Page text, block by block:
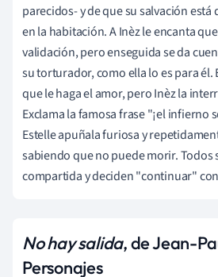
parecidos- y de que su salvación
en la habitación. A Inèz le encanta
validación, pero enseguida se da
su torturador, como ella lo es para él.
que le haga el amor, pero Inèz la
Exclama la famosa frase "¡el infierno
Estelle apuñala furiosa y
sabiendo que no puede morir. Todos
compartida y deciden "continuar"
No hay salida, de Jean-
Personajes